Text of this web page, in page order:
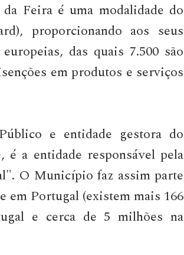
Feira é uma modalidade do
proporcionando aos seus
das quais 7.500 são
em produtos e serviços
e entidade gestora do
é a entidade responsável pela
O Município faz assim parte
Portugal (existem mais 166
e cerca de 5 milhões na